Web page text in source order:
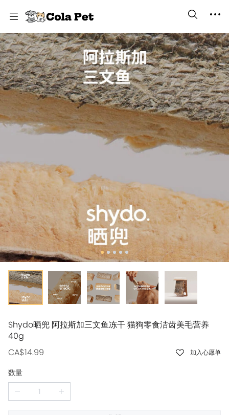
Shydo晒兜 阿拉斯加三文鱼冻干 猫狗零食洁齿美毛营养
40g
CA$14.99
加入心愿单
数量